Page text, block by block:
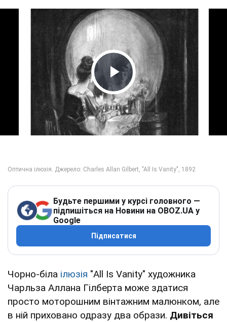
Play Video
Будьте першими у курсі головного —
підпишіться на Новини на OBOZ.UA у
Google
Підписатися
Чорно-біла ілюзія "All Is Vanity" художника
Чарльза Аллана Гілберта може здатися
просто моторошним вінтажним малюнком, але
в ній приховано одразу два образи. Дивіться